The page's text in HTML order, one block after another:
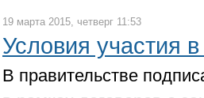
19 марта 2015, четверг 11:53
Условия участия
В правительстве